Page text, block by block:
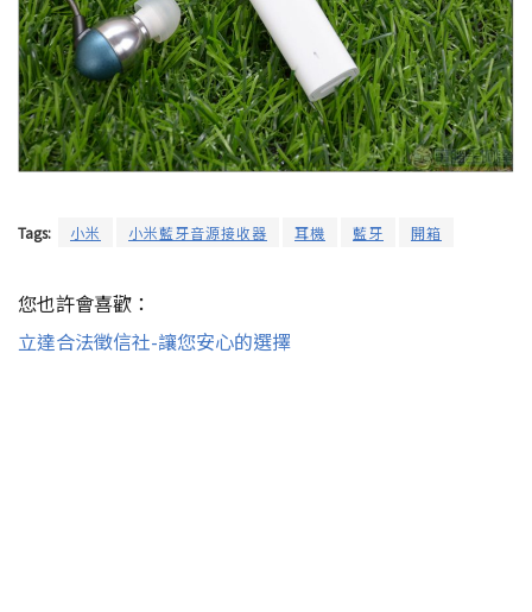
Tags: 小米 小米藍牙音源接收器 耳機 藍牙 開箱
您也許會喜歡：
立達合法徵信社-讓您安心的選擇